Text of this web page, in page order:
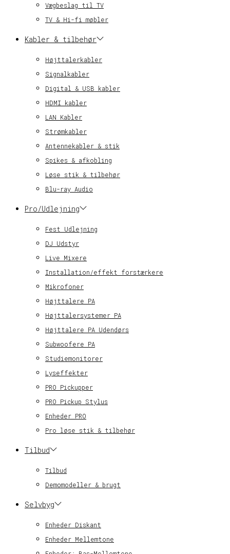
Vægbeslag til TV
TV & Hi-fi møbler
Kabler & tilbehør
Højttalerkabler
Signalkabler
Digital & USB kabler
HDMI kabler
LAN Kabler
Strømkabler
Antennekabler & stik
Spikes & afkobling
Løse stik & tilbehør
Blu-ray Audio
Pro/Udlejning
Fest Udlejning
DJ Udstyr
Live Mixere
Installation/effekt forstærkere
Mikrofoner
Højttalere PA
Højttalersystemer PA
Højttalere PA Udendørs
Subwoofere PA
Studiemonitorer
Lyseffekter
PRO Pickupper
PRO Pickup Stylus
Enheder PRO
Pro løse stik & tilbehør
Tilbud
Tilbud
Demomodeller & brugt
Selvbyg
Enheder Diskant
Enheder Mellemtone